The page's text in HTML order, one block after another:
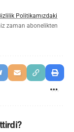
Politikamızdaki
zaman abonelikten